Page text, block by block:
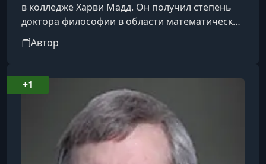
в колледже Харви Мадд. Он получил степень
доктора философии в области математических
наук в Университете Джонса Хопкинса. Его
преподавательская деятельность была
и он был включен в список лучших 300
профессоров по версии Princeton Review.
Также он занимал пост президента Ассоциации
Фибоначчи. Будучи профессиональным магом,
он является автором книги «Магия математи
Автор
+1